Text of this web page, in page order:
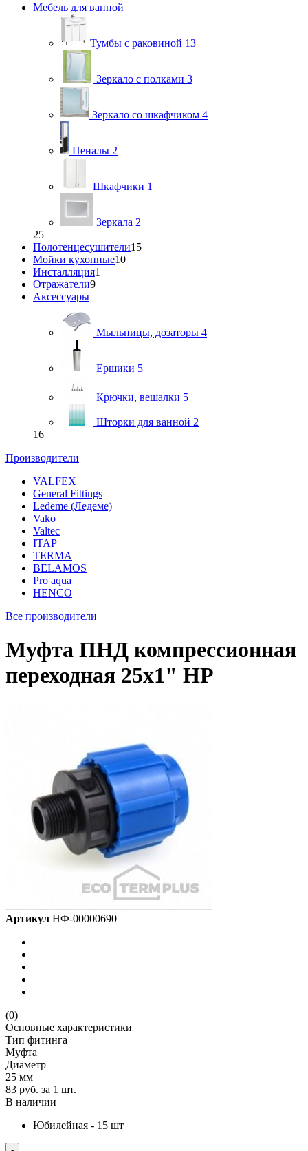
Мебель для ванной
Тумбы с раковиной 13
Зеркало с полками 3
Зеркало со шкафчиком 4
Пеналы 2
Шкафчики 1
Зеркала 2
25
Полотенцесушители15
Мойки кухонные10
Инсталляция1
Отражатели9
Аксессуары
Мыльницы, дозаторы 4
Ершики 5
Крючки, вешалки 5
Шторки для ванной 2
16
Производители
VALFEX
General Fittings
Ledeme (Ледеме)
Vako
Valtec
ITAP
TERMA
BELAMOS
Pro aqua
HENCO
Все производители
Муфта ПНД компрессионная
переходная 25х1" НР
Артикул НФ-00000690
(0)
Основные характеристики
Тип фитинга
Муфта
Диаметр
25 мм
83 руб. за 1 шт.
В наличии
Юбилейная - 15 шт